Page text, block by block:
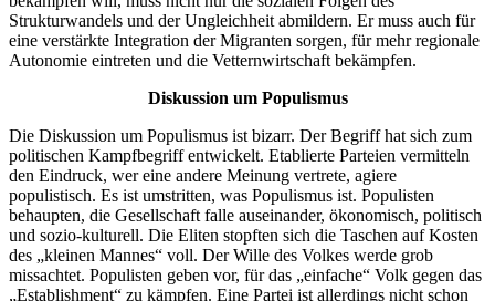
Strukturwandels und der Ungleichheit abmildern. Er muss auch für
eine verstärkte Integration der Migranten sorgen, für mehr regionale
Autonomie eintreten und die Vetternwirtschaft bekämpfen.
Diskussion um Populismus
Die Diskussion um Populismus ist bizarr. Der Begriff hat sich zum
politischen Kampfbegriff entwickelt. Etablierte Parteien vermitteln
den Eindruck, wer eine andere Meinung vertrete, agiere
populistisch. Es ist umstritten, was Populismus ist. Populisten
behaupten, die Gesellschaft falle auseinander, ökonomisch, politisch
und sozio-kulturell. Die Eliten stopften sich die Taschen auf Kosten
des „kleinen Mannes“ voll. Der Wille des Volkes werde grob
missachtet. Populisten geben vor, für das „einfache“ Volk gegen das
„Establishment“ zu kämpfen. Eine Partei ist allerdings nicht schon